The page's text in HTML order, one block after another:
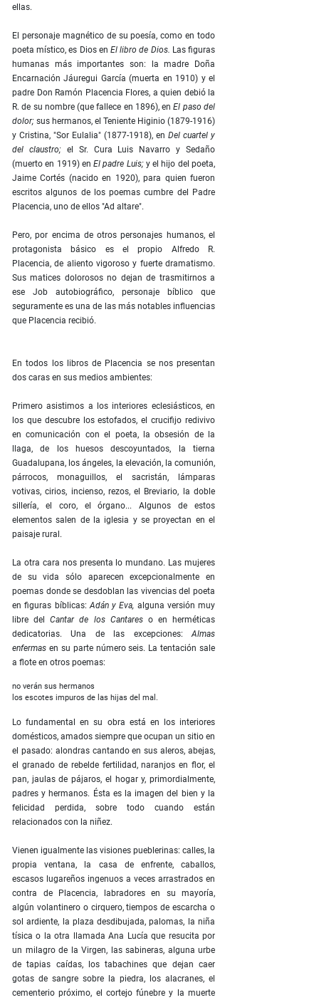
ellas.
El personaje magnético de su poesía, como en todo
poeta místico, es Dios en El libro de Dios. Las figuras
humanas más importantes son: la madre Doña
Encarnación Jáuregui García (muerta en 1910) y el
padre Don Ramón Placencia Flores, a quien debió la
R. de su nombre (que fallece en 1896), enEl paso del
dolor; sus hermanos, el Teniente Higinio (1879-1916)
y Cristina, "Sor Eulalia" (1877-1918), en Del cuartel y
del claustro;el Sr. Cura Luis Navarro y Sedaño
(muerto en 1919) enEl padre Luis;y el hijo del poeta,
Jaime Cortés (nacido en 1920), para quien fueron
escritos algunos de los poemas cumbre del Padre
Placencia, uno de ellos "Ad altare".
Pero, por encima de otros personajes humanos, el
protagonista básico es el propio Alfredo R.
Placencia, de aliento vigoroso y fuerte dramatismo.
Sus matices dolorosos no dejan de trasmitirnos a
ese Job autobiográfico, personaje bíblico que
seguramente es una de las más notables influencias
que Placencia recibió.
En todos los libros de Placencia se nos presentan
dos caras en sus medios ambientes:
Primero asistimos a los interiores eclesiásticos, en
los que descubre los estofados, el crucifijo redivivo
en comunicación con el poeta, la obsesión de la
llaga, de los huesos descoyuntados, la tierna
Guadalupana, los ángeles, la elevación, la comunión,
párrocos, monaguillos, el sacristán, lámparas
votivas, cirios, incienso, rezos, el Breviario, la doble
sillería, el coro, el órgano... Algunos de estos
elementos salen de la iglesia y se proyectan en el
paisaje rural.
La otra cara nos presenta lo mundano. Las mujeres
de su vida sólo aparecen excepcionalmente en
poemas donde se desdoblan las vivencias del poeta
en figuras bíblicas:Adán y Eva, alguna versión muy
libre delCantar de los Cantares o en herméticas
dedicatorias. Una de las excepciones:Almas
enfermas en su parte número seis. La tentación sale
a flote en otros poemas:
no verán sus hermanos
los escotes impuros de las hijas del mal.
Lo fundamental en su obra está en los interiores
domésticos, amados siempre que ocupan un sitio en
el pasado: alondras cantando en sus aleros, abejas,
el granado de rebelde fertilidad, naranjos en flor, el
pan, jaulas de pájaros, el hogar y, primordialmente,
padres y hermanos. Ésta es la imagen del bien y la
felicidad perdida, sobre todo cuando están
relacionados con la niñez.
Vienen igualmente las visiones pueblerinas: calles, la
propia ventana, la casa de enfrente, caballos,
escasos lugareños ingenuos a veces arrastrados en
contra de Placencia, labradores en su mayoría,
algún volantinero o cirquero, tiempos de escarcha o
sol ardiente, la plaza desdibujada, palomas, la niña
tísica o la otra llamada Ana Lucía que resucita por
un milagro de la Virgen, las sabineras, alguna urbe
de tapias caídas, los tabachines que dejan caer
gotas de sangre sobre la piedra, los alacranes, el
cementerio próximo, el cortejo fúnebre y la muerte